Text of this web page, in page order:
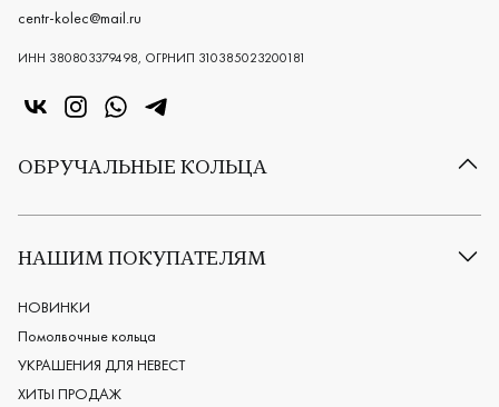
centr-kolec@mail.ru
ИНН 380803379498, ОГРНИП 310385023200181
«Центр колец» в VK
«Центр колец» в Instagram
«Центр колец» в Whatsapp
«Центр колец» в Telegram
ОБРУЧАЛЬНЫЕ КОЛЬЦА
Все обручальные кольца
Европейские обручальные кольца
Мужские обручальные кольца
Женские обручальные кольца
Обручальные кольца из платины
Дизайнерские обручальные кольца
НАШИМ ПОКУПАТЕЛЯМ
НОВИНКИ
Помолвочные кольца
УКРАШЕНИЯ ДЛЯ НЕВЕСТ
ХИТЫ ПРОДАЖ